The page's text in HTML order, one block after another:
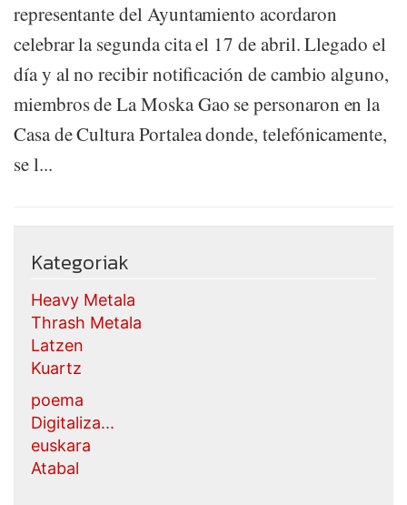
representante del Ayuntamiento acordaron
celebrar la segunda cita el 17 de abril. Llegado el
día y al no recibir notificación de cambio alguno,
miembros de La Moska Gao se personaron en la
Casa de Cultura Portalea donde, telefónicamente,
se l...
Kategoriak
Heavy Metala
Thrash Metala
Latzen
Kuartz
poema
Digitaliza...
euskara
Atabal